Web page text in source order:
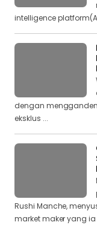
intelligence
dengan
eksklus ...
Rushi Manche,
market maker yang ia